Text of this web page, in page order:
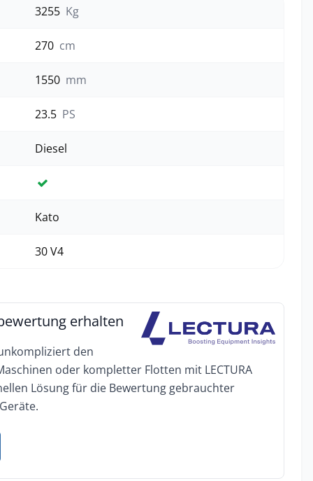
3255 Kg
270 cm
1550 mm
23.5 PS
Diesel
Ja
Kato
30 V4
erhalten
den
oder kompletter Flotten mit LECTURA
Lösung für die Bewertung gebrauchter